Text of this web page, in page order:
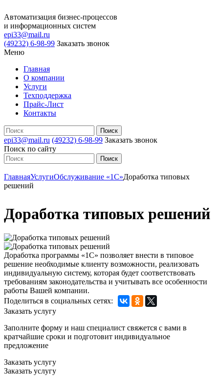
Автоматизация бизнес-процессов
и информационных систем
epi33@mail.ru
(49232) 6-98-99 Заказать звонок
Меню
Главная
О компании
Услуги
Техподдержка
Прайс-Лист
Контакты
epi33@mail.ru (49232) 6-98-99 Заказать звонок
Поиск по сайту
ГлавнаяУслугиОбслуживание «1С»Доработка типовых
решений
Доработка типовых решений
Доработка программы «1С» позволяет внести в типовое
решение необходимые клиенту возможности, реализовать
индивидуальную систему, которая будет соответствовать
требованиям законодательства и учитывать все особенности
работы Вашей компании.
Поделиться в социальных сетях:
Заказать услугу
Заполните форму и наш специалист свяжется с вами в
кратчайшие сроки и подготовит индивидуальное
предложение
Заказать услугу
Заказать услугу